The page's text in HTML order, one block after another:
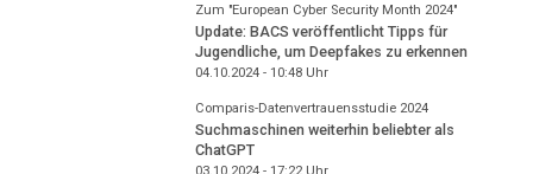
Zum "European Cyber Security Month 2024"
Update: BACS veröffentlicht Tipps für
Jugendliche, um Deepfakes zu erkennen
04.10.2024 - 10:48Uhr
Comparis-Datenvertrauensstudie 2024
Suchmaschinen weiterhin beliebter als
ChatGPT
03.10.2024 - 17:22Uhr